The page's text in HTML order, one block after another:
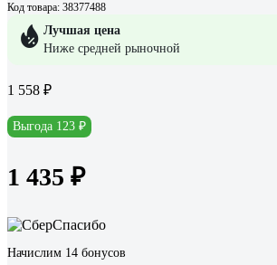
Код товара: 38377488
Лучшая цена
Ниже средней рыночной
1 558 ₽
Выгода 123 ₽
1 435 ₽
Начислим 14 бонусов